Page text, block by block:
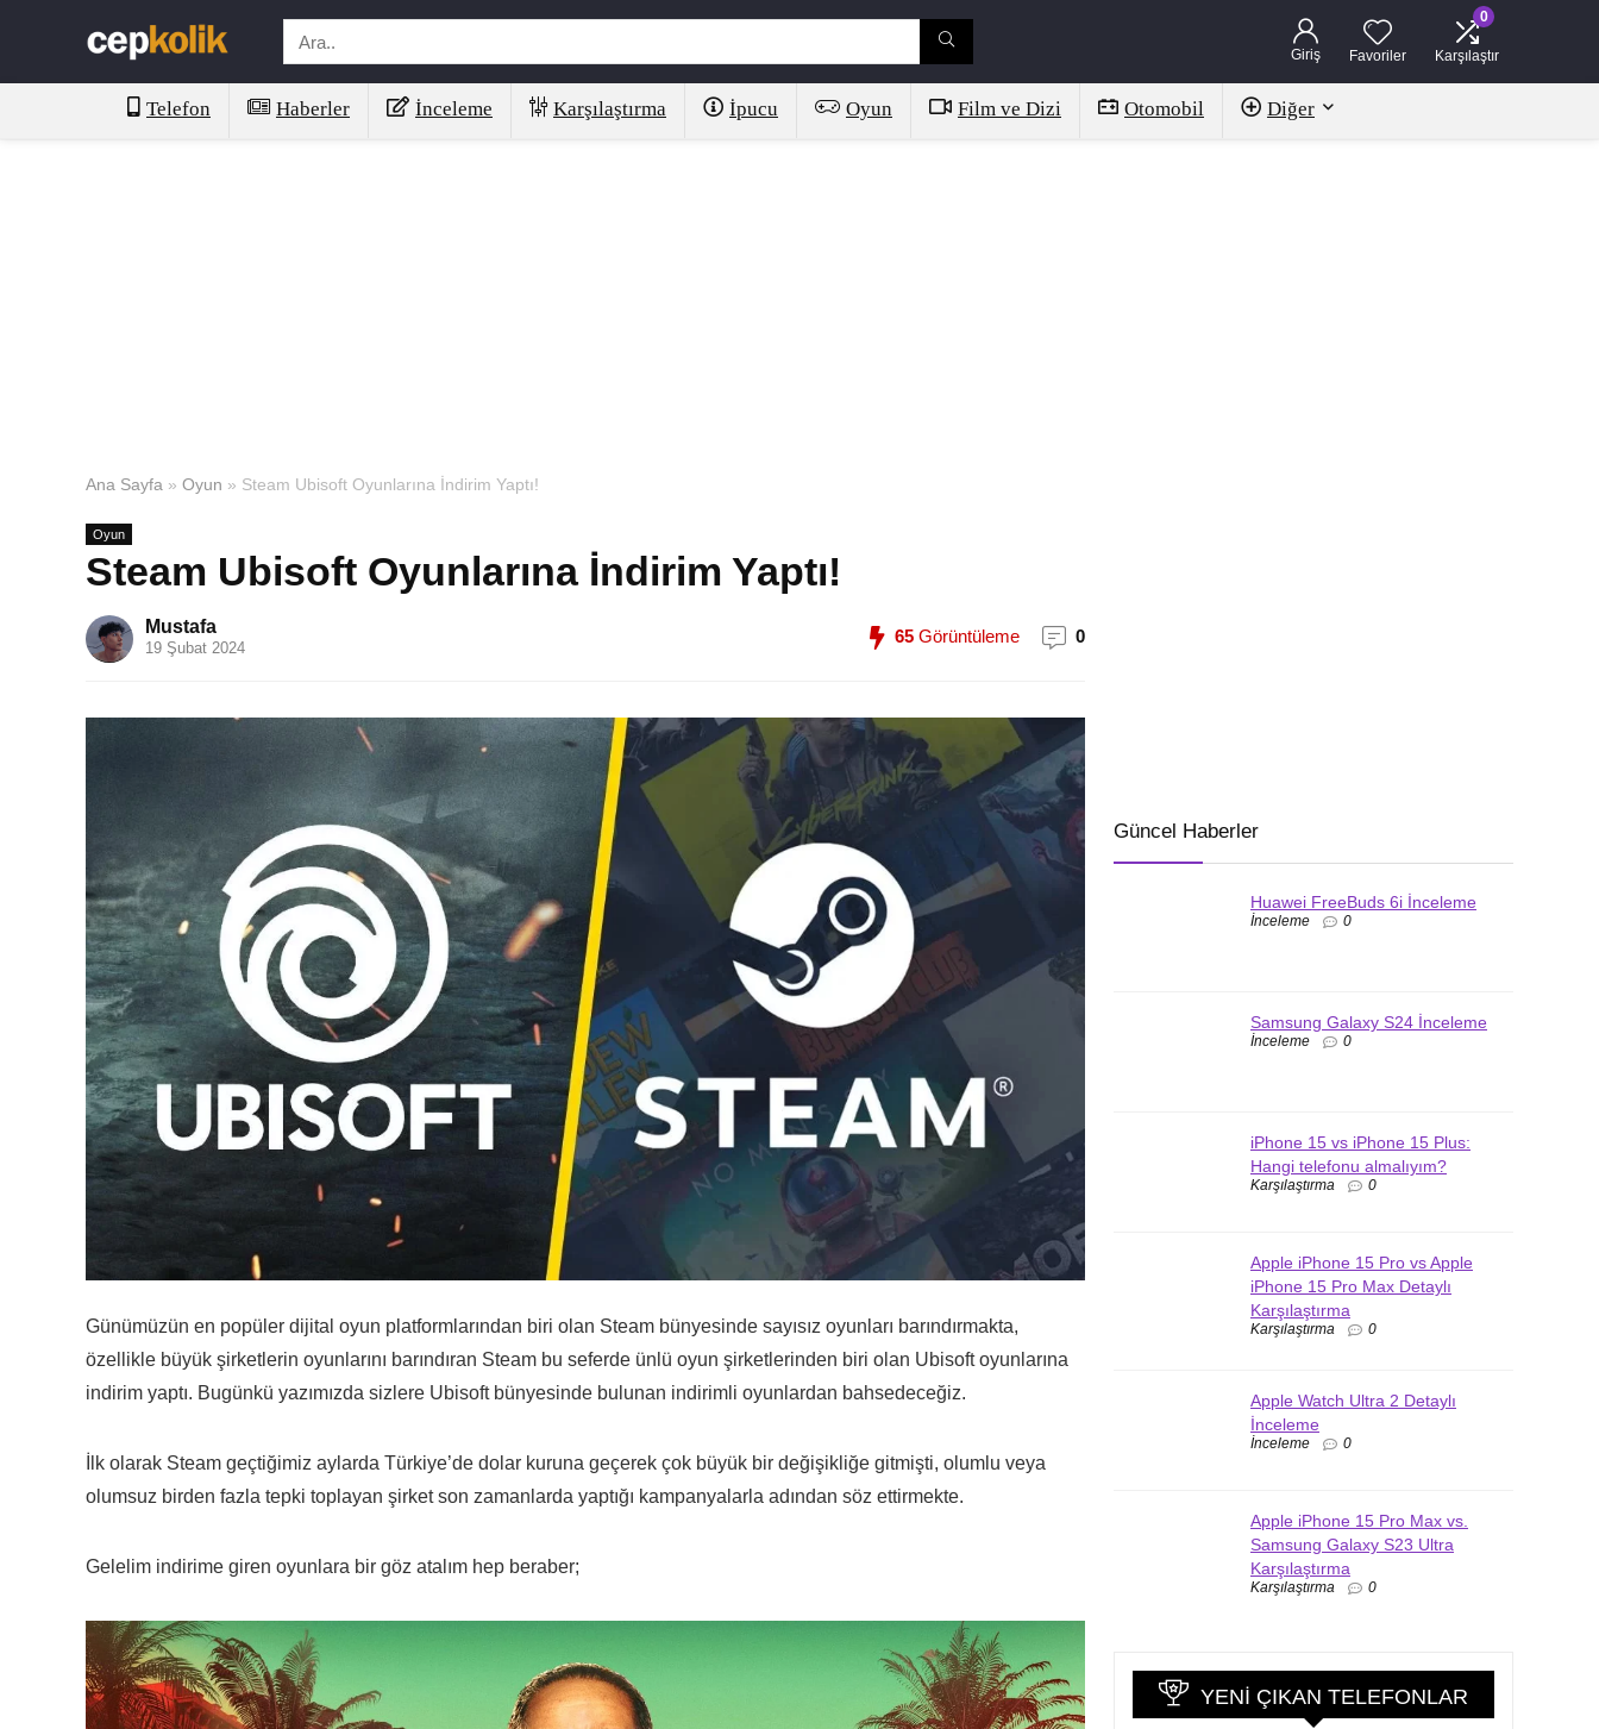
Giriş Favoriler
0
Karşılaştır
Telefon Haberler İnceleme Karşılaştırma İpucu Oyun Film ve Dizi Otomobil Diğer
Ana Sayfa » Oyun » Steam Ubisoft Oyunlarına İndirim Yaptı!
Oyun
Steam Ubisoft Oyunlarına İndirim Yaptı!
Mustafa
19 Şubat 2024
65 Görüntüleme 0
Günümüzün en popüler dijital oyun platformlarından biri olan Steam bünyesinde sayısız oyunları barındırmakta,
özellikle büyük şirketlerin oyunlarını barındıran Steam bu seferde ünlü oyun şirketlerinden biri olan Ubisoft oyunlarına
indirim yaptı. Bugünkü yazımızda sizlere Ubisoft bünyesinde bulunan indirimli oyunlardan bahsedeceğiz.
İlk olarak Steam geçtiğimiz aylarda Türkiye’de dolar kuruna geçerek çok büyük bir değişikliğe gitmişti, olumlu veya
olumsuz birden fazla tepki toplayan şirket son zamanlarda yaptığı kampanyalarla adından söz ettirmekte.
Gelelim indirime giren oyunlara bir göz atalım hep beraber;
Güncel Haberler
Huawei FreeBuds 6i İnceleme
İnceleme 0
Samsung Galaxy S24 İnceleme
İnceleme 0
iPhone 15 vs iPhone 15 Plus:
Hangi telefonu almalıyım?
Karşılaştırma 0
Apple iPhone 15 Pro vs Apple
iPhone 15 Pro Max Detaylı
Karşılaştırma
Karşılaştırma 0
Apple Watch Ultra 2 Detaylı
İnceleme
İnceleme 0
Apple iPhone 15 Pro Max vs.
Samsung Galaxy S23 Ultra
Karşılaştırma
Karşılaştırma 0
YENI ÇIKAN TELEFONLAR